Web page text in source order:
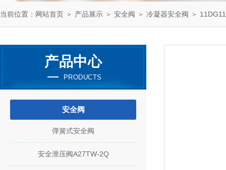
当前位置： 网站首页 ＞ 产品展示 ＞ 安全阀 ＞ 冷凝器安全阀 ＞
产品中心
PRODUCTS
安全阀
弹簧式安全阀
安全泄压阀A27TW-2Q